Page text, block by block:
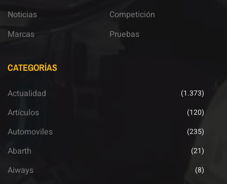
Noticias
Marcas
Competición
Pruebas
CATEGORÍAS
Actualidad (1.373)
Artículos (120)
Automoviles (235)
Abarth (21)
Aiways (8)